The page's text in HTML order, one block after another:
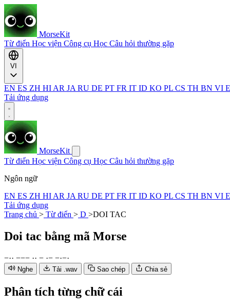
MorseKit
Từ điển Học viện Công cụ Học Câu hỏi thường gặp
EN ES ZH HI AR JA RU DE PT FR IT ID KO PL CS TH BN VI
Tải ứng dụng
MorseKit
Từ điển Học viện Công cụ Học Câu hỏi thường gặp
Ngôn ngữ
EN ES ZH HI AR JA RU DE PT FR IT ID KO PL CS TH BN VI
Tải ứng dụng
Trang chủ > Từ điển > D >DOI TAC
Doi tac bằng mã Morse
−·· −−− ·· − ·− −·−·
Nghe Tải .wav Sao chép Chia sẻ
Phân tích từng chữ cái